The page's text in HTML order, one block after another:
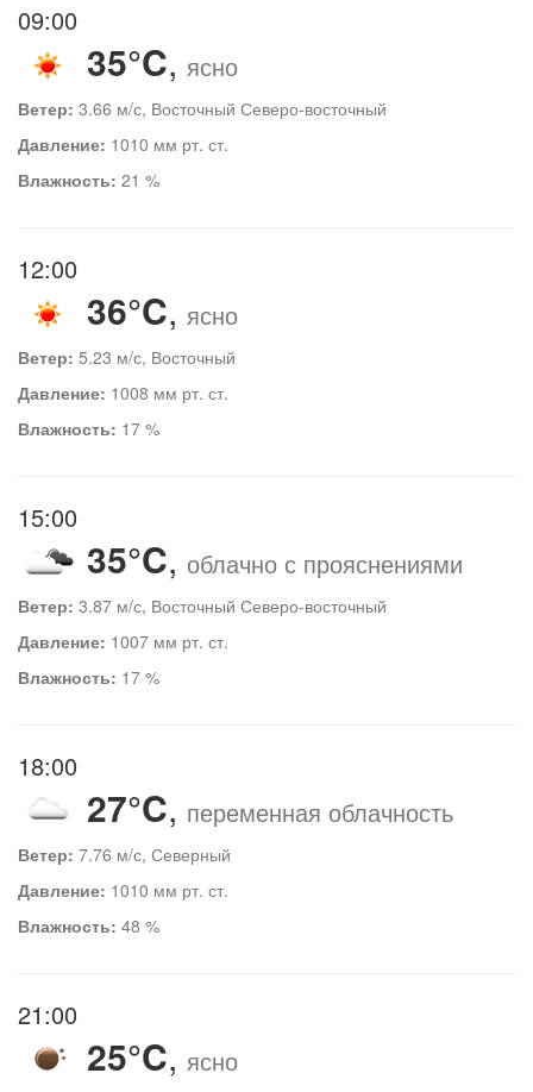
09:00
35°C, ясно
Ветер: 3.66 м/с, Восточный Северо-восточный
Давление: 1010 мм рт. ст.
Влажность: 21 %
12:00
36°C, ясно
Ветер: 5.23 м/с, Восточный
Давление: 1008 мм рт. ст.
Влажность: 17 %
15:00
35°C, облачно с прояснениями
Ветер: 3.87 м/с, Восточный Северо-восточный
Давление: 1007 мм рт. ст.
Влажность: 17 %
18:00
27°C, переменная облачность
Ветер: 7.76 м/с, Северный
Давление: 1010 мм рт. ст.
Влажность: 48 %
21:00
25°C, ясно